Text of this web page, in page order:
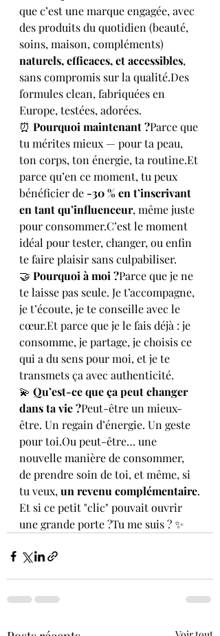
que c’est une marque engagée, avec
des produits du quotidien (beauté,
soins, maison, compléments)
naturels, efficaces, et accessibles,
sans compromis sur la qualité.Des
formules clean, fabriquées en
Europe, testées, adorées.
⏰ Pourquoi maintenant ?Parce que
tu mérites mieux — pour ta peau,
ton corps, ton énergie, ta routine.Et
parce qu’en ce moment, tu peux
bénéficier de -30 % en t’inscrivant
en tant qu’influenceur, même juste
pour consommer.C’est le moment
idéal pour tester, changer, ou enfin
te faire plaisir sans culpabiliser.
🤝 Pourquoi à moi ?Parce que je ne
te laisse pas seule. Je t’accompagne,
je t’écoute, je te conseille avec le
cœur.Et parce que je le fais déjà : je
consomme, je partage, je choisis ce
qui a du sens pour moi, et je te
transmets ça avec authenticité.
💫 Qu’est-ce que ça peut changer
dans ta vie ?Peut-être un mieux-
être. Un regain d’énergie. Un geste
pour toi.Ou peut-être… une
nouvelle manière de consommer,
de prendre soin de toi, et même, si
tu veux, un revenu complémentaire.
Et si ce petit "clic" pouvait ouvrir
une grande porte ?Tu me suis ? ✨